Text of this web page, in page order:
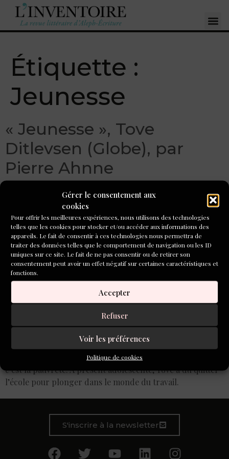
Gérer le consentement aux
cookies
Pour offrir les meilleures expériences, nous utilisons des technologies
telles que les cookies pour stocker et/ou accéder aux informations des
appareils. Le fait de consentir à ces technologies nous permettra de
traiter des données telles que le comportement de navigation ou les ID
uniques sur ce site. Le fait de ne pas consentir ou de retirer son
consentement peut avoir un effet négatif sur certaines caractéristiques et
fonctions.
Accepter
Refuser
Voir les préférences
Politique de cookies
Étiquette :
Jeunesse
« Jeunesse », Tove
Ditlevsen (Globe), par
Pierre Ahnne
Ici, l’écrivaine danoise née en 1917 et morte en 1971
entrelace trois thèmes, chargés chacun de porter et de
scander à sa manière le passage du temps. Le premier,
c’est la pauvreté. À présent adolescente, Tove a dû quitter
l’école pour plonger dans le monde du travail.
S'inscrire à la newsletter